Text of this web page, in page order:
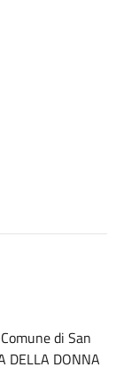
di San
DELLA DONNA